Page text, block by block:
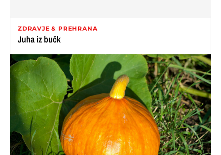
ZDRAVJE & PREHRANA
Juha iz bučk